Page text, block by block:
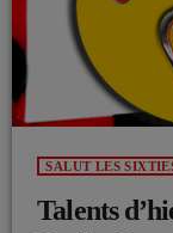
SALUT LES
Talents